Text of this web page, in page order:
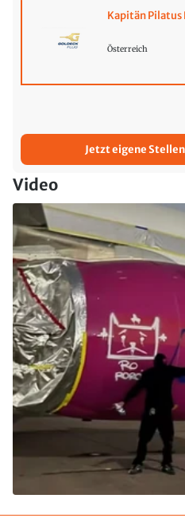
Kapitän
Österreich
Jetzt eigene
Video